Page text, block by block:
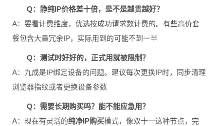
Q：静纯IP价格差十倍，是不是越贵越好？
A：要看计费维度，优选按成功请求数计费的。有些高价套
餐包含大量冗余IP，实际用到的可能不到一半
Q：测试时好好的，正式用就被限制？
A：九成是IP绑定设备的问题。建议每次更换IP时，同步清理
浏览器指纹或者更换设备参数
Q：需要长期购买吗？能不能应急用？
A：现在有灵活的纯净IP购买模式，像双十一这种节点，完